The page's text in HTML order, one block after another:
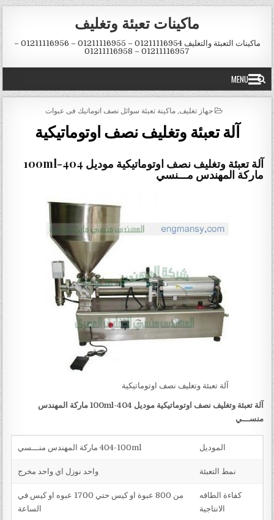
Skip to content
ماكينات تعبئة وتغليف
ماكينات التعبئة والتغليف 01211116954 – 01211116955 – 01211116956 –
01211116957 – 01211116958
MENU
POSTED IN
جهاز تغليف ماكينة تعبئة سوائل نصف اتوماتيك فى عبوات
آلة تعبئة وتغليف نصف اوتوماتيكية
آلة تعبئة وتغليف نصف اوتوماتيكية موديل 404-100ml
ماركة المهندس مـــنسي
آلة تعبئة وتغليف نصف اوتوماتيكية
آلة تعبئة وتغليف نصف اوتوماتيكية موديل 404-100ml ماركة المهندس
منســـي
الموديل 404-100ml ماركة المهندس منـــسي
نمط التعبئة واحد نوزل اي واحد مخرج
كفاءة الطاقه
الانتاجية
من 800 عبوة او كيس حتي 1700 عبوه او كيس في
الساعة